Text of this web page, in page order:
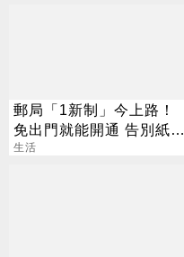
郵局「1新制」今上路！
免出門就能開通 告別紙本
不用跑臨櫃
生活